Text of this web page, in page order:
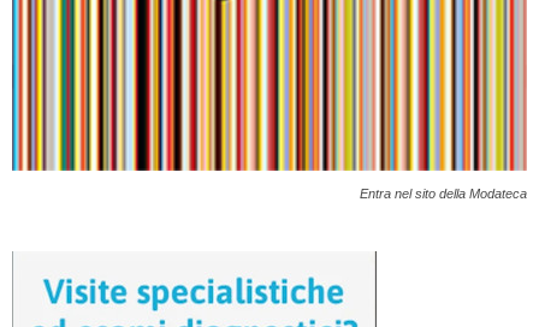
Entra nel sito della Modateca